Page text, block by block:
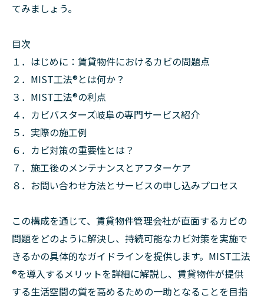
てみましょう。
目次
１．はじめに：賃貸物件におけるカビの問題点
２．MIST工法®とは何か？
３．MIST工法®の利点
４．カビバスターズ岐阜の専門サービス紹介
５．実際の施工例
６．カビ対策の重要性とは？
７．施工後のメンテナンスとアフターケア
８．お問い合わせ方法とサービスの申し込みプロセス
この構成を通じて、賃貸物件管理会社が直面するカビの
問題をどのように解決し、持続可能なカビ対策を実施で
きるかの具体的なガイドラインを提供します。MIST工法
®を導入するメリットを詳細に解説し、賃貸物件が提供
する生活空間の質を高めるための一助となることを目指